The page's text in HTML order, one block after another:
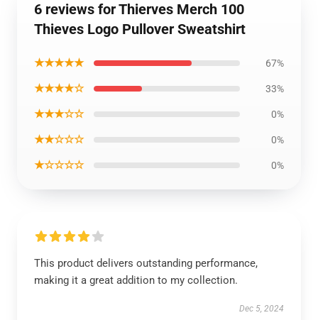
6 reviews for Thierves Merch 100
Thieves Logo Pullover Sweatshirt
★★★★★ 67%
★★★★☆ 33%
★★★☆☆ 0%
★★☆☆☆ 0%
★☆☆☆☆ 0%
This product delivers outstanding performance,
making it a great addition to my collection.
Dec 5, 2024